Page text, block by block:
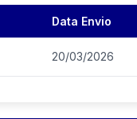
Data Envio
20/03/2026